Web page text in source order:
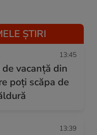
ȘTIRI
13:45
vacanță din
poți scăpa de
13:39